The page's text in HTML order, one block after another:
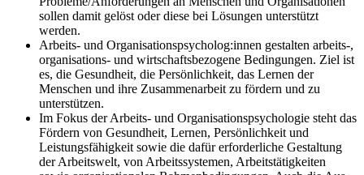
sollen damit gelöst oder diese bei Lösungen unterstützt
werden.
Arbeits- und Organisationspsycholog:innen gestalten arbeits-,
organisations- und wirtschaftsbezogene Bedingungen. Ziel ist
es, die Gesundheit, die Persönlichkeit, das Lernen der
Menschen und ihre Zusammenarbeit zu fördern und zu
unterstützen.
Im Fokus der Arbeits- und Organisationspsychologie steht das
Fördern von Gesundheit, Lernen, Persönlichkeit und
Leistungsfähigkeit sowie die dafür erforderliche Gestaltung
der Arbeitswelt, von Arbeitssystemen, Arbeitstätigkeiten